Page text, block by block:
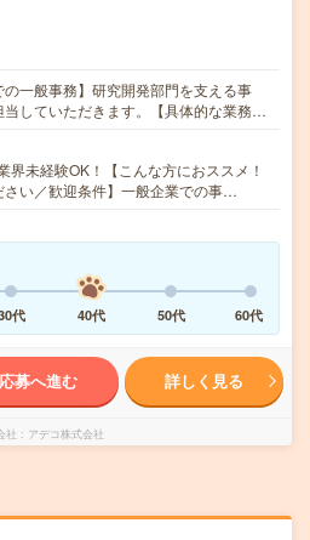
の一般事務】研究開発部門を支える事
当していただきます。【具体的な業務…
界未経験OK！【こんな方におススメ！
さい／歓迎条件】一般企業での事…
代 40代 50代 60代
応募へ進む 詳しく見る
社 アデコ株式会社